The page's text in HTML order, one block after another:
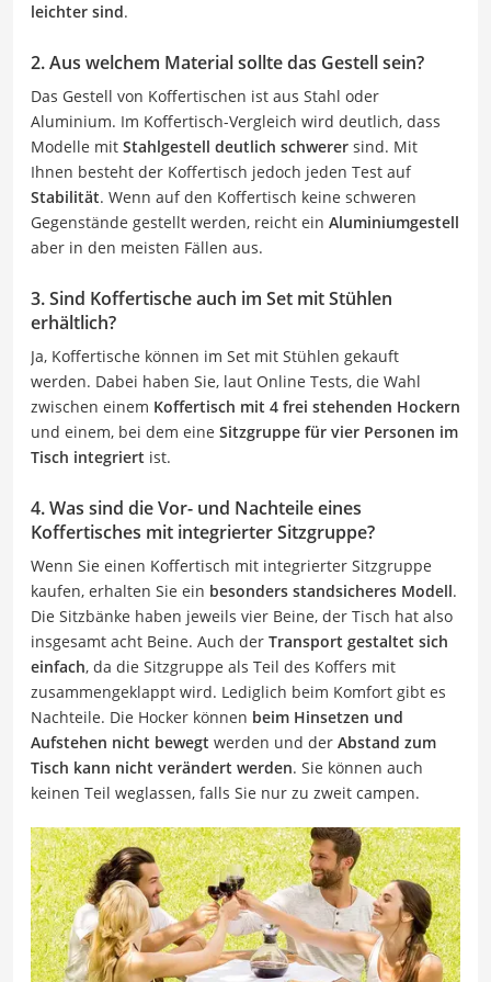
leichter sind.
2. Aus welchem Material sollte das Gestell sein?
Das Gestell von Koffertischen ist aus Stahl oder
Aluminium. Im Koffertisch-Vergleich wird deutlich, dass
Modelle mit Stahlgestell deutlich schwerer sind. Mit
Ihnen besteht der Koffertisch jedoch jeden Test auf
Stabilität. Wenn auf den Koffertisch keine schweren
Gegenstände gestellt werden, reicht ein Aluminiumgestell
aber in den meisten Fällen aus.
3. Sind Koffertische auch im Set mit Stühlen
erhältlich?
Ja, Koffertische können im Set mit Stühlen gekauft
werden. Dabei haben Sie, laut Online Tests, die Wahl
zwischen einem Koffertisch mit 4 frei stehenden Hockern
und einem, bei dem eine Sitzgruppe für vier Personen im
Tisch integriert ist.
4. Was sind die Vor- und Nachteile eines
Koffertisches mit integrierter Sitzgruppe?
Wenn Sie einen Koffertisch mit integrierter Sitzgruppe
kaufen, erhalten Sie ein besonders standsicheres Modell.
Die Sitzbänke haben jeweils vier Beine, der Tisch hat also
insgesamt acht Beine. Auch der Transport gestaltet sich
einfach, da die Sitzgruppe als Teil des Koffers mit
zusammengeklappt wird. Lediglich beim Komfort gibt es
Nachteile. Die Hocker können beim Hinsetzen und
Aufstehen nicht bewegt werden und der Abstand zum
Tisch kann nicht verändert werden. Sie können auch
keinen Teil weglassen, falls Sie nur zu zweit campen.